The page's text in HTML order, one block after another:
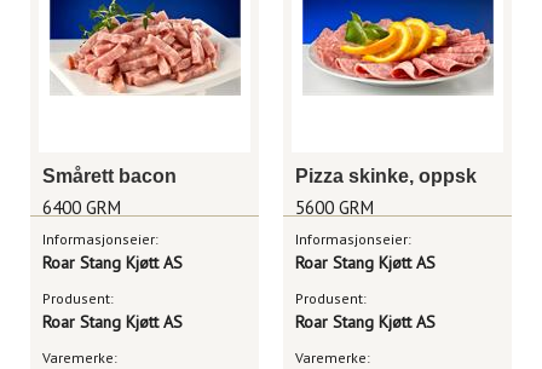
Smårett bacon
6400 GRM
Informasjonseier:
Roar Stang Kjøtt AS
Produsent:
Roar Stang Kjøtt AS
Varemerke:
Pizza skinke, oppsk
5600 GRM
Informasjonseier:
Roar Stang Kjøtt AS
Produsent:
Roar Stang Kjøtt AS
Varemerke: